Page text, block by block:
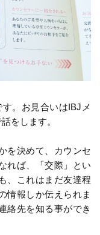
。お見合いはIBJメ
をします。
を決めて、カウンセ
れば、「交際」とい
、これはまだ友達程
情報しか伝えられま
絡先を知る事ができ